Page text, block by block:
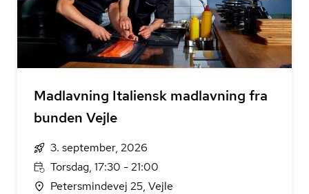
Madlavning Italiensk madlavning fra
bunden Vejle
3. september, 2026
Torsdag, 17:30 - 21:00
Petersmindevej 25, Vejle